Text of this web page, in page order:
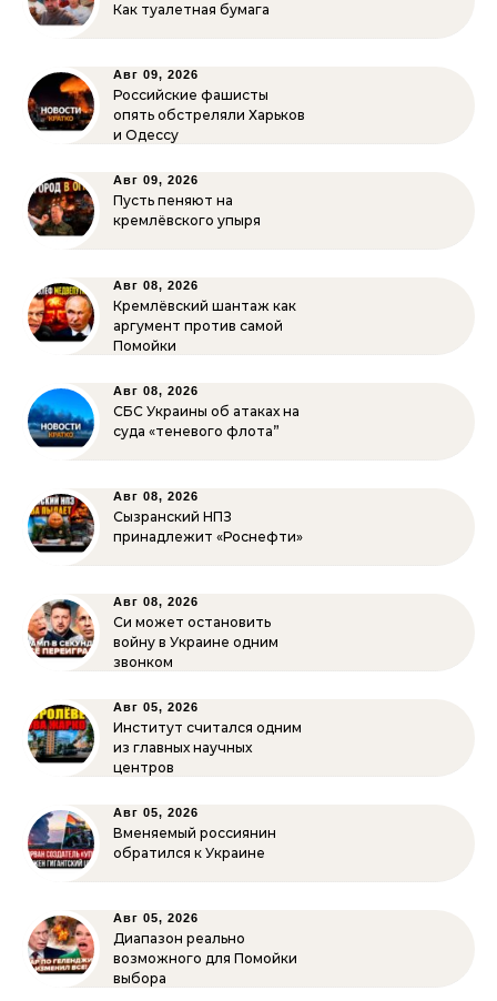
Как туалетная бумага
Авг 09, 2026
Российские фашисты
опять обстреляли Харьков
и Одессу
Авг 09, 2026
Пусть пеняют на
кремлёвского упыря
Авг 08, 2026
Кремлёвский шантаж как
аргумент против самой
Помойки
Авг 08, 2026
СБС Украины об атаках на
суда «теневого флота”
Авг 08, 2026
Сызранский НПЗ
принадлежит «Роснефти»
Авг 08, 2026
Си может остановить
войну в Украине одним
звонком
Авг 05, 2026
Институт считался одним
из главных научных
центров
Авг 05, 2026
Вменяемый россиянин
обратился к Украине
Авг 05, 2026
Диапазон реально
возможного для Помойки
выбора